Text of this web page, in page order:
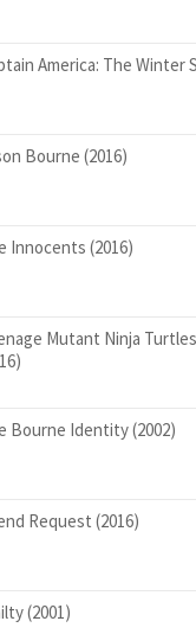
America: The Winter
Bourne (2016)
Innocents (2016)
Mutant Ninja
Bourne Identity (2002)
Request (2016)
(2001)